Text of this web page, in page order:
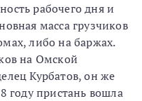
рабочего дня и
масса грузчиков
либо на баржах.
на Омской
Курбатов, он же
году пристань вошла